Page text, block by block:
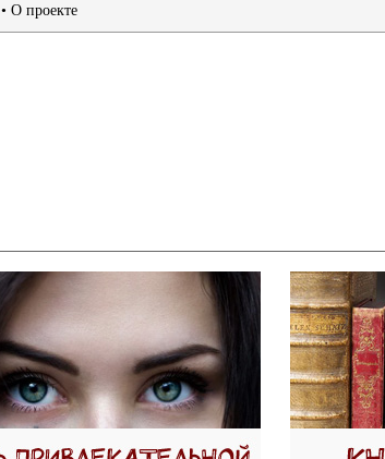
• О проекте